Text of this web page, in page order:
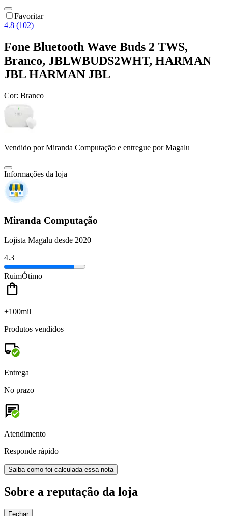
Favoritar
4.8 (102)
Fone Bluetooth Wave Buds 2 TWS,
Branco, JBLWBUDS2WHT, HARMAN
JBL HARMAN JBL
Cor: Branco
Vendido porMiranda Computação e entregue por Magalu
Informações da loja
Miranda Computação
Lojista Magalu desde 2020
4.3
RuimÓtimo
+100mil
Produtos vendidos
Entrega
No prazo
Atendimento
Responde rápido
Saiba como foi calculada essa nota
Sobre a reputação da loja
Fechar